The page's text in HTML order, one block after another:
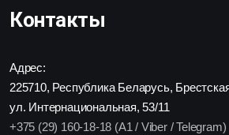
Контакты
Адрес:
225710, Республика Беларусь,
ул. Интернациональная, 53/11
+375 (29) 160-18-18 (A1 / Viber / Telegram)